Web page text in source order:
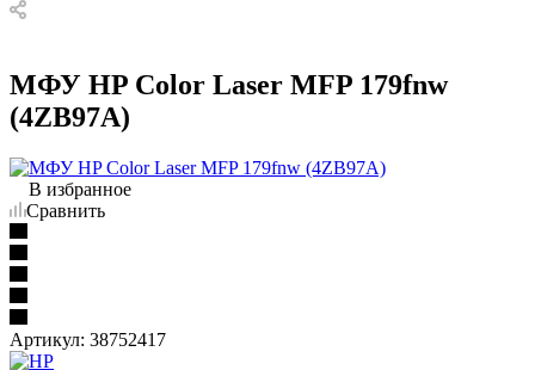
МФУ HP Color Laser MFP 179fnw
(4ZB97A)
В избранное
Сравнить
Артикул: 38752417